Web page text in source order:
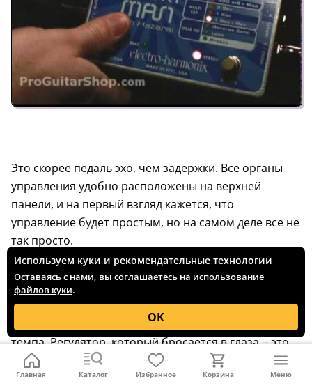
Главная Каталог Избранное Корзина Меню
Это скорее педаль эхо, чем задержки. Все органы
управления удобно расположены на верхней
панели, и на первый взгляд кажется, что
управление будет простым, но на самом деле все не
так просто.
Здесь присутствуют обычные элементы
управления...
Blend, Decay и Filter, Repeats и Delay, а также
нажимные регуляторы для байпаса и установки
темпа. Регулятор, который бросается в глаза, - это
Hazarai, звучание которого напоминает что-то из
Японии времен гражданской войны.
Используем куки и рекомендательные технологии
Оставаясь с нами, вы соглашаетесь на использование
файлов куки.
ОК